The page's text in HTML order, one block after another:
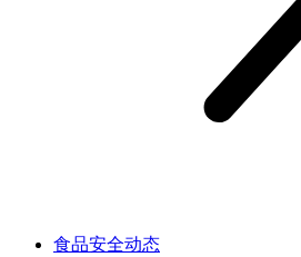
食品安全动态